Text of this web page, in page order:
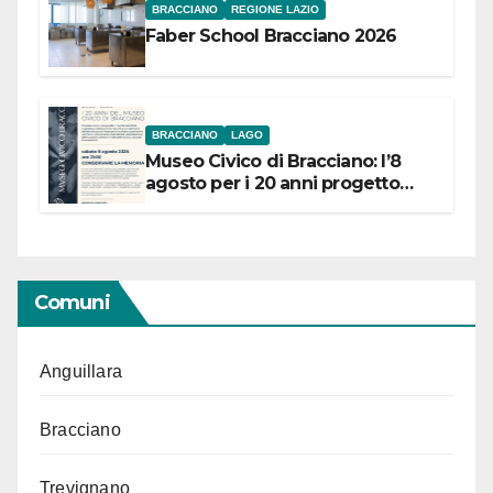
BRACCIANO REGIONE LAZIO
Faber School Bracciano 2026
BRACCIANO LAGO
Museo Civico di Bracciano: l’8
agosto per i 20 anni progetto
Comuni
Anguillara
Bracciano
Trevignano